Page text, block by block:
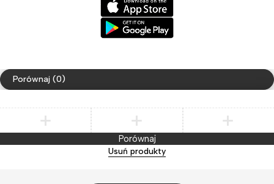
Porównaj (0)
Porównaj
Usuń produkty